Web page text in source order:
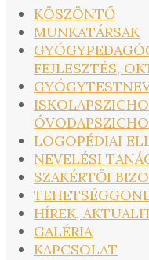
KÖSZÖNTŐ
MUNKATÁRSAK
FEJLESZTÉS,
LOGOPÉDIAI
NEVELÉSI
SZAKÉRTŐI
HÍREK,
GALÉRIA
KAPCSOLAT